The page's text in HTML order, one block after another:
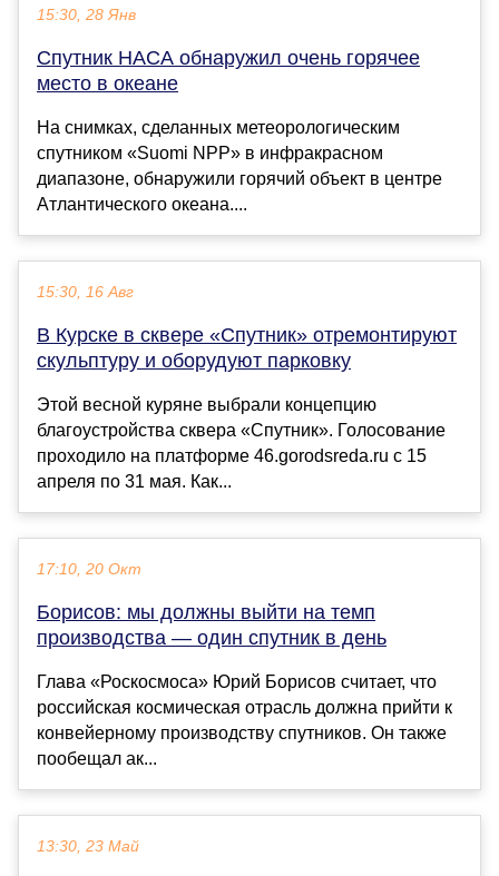
15:30, 28 Янв
Спутник НАСА обнаружил очень горячее
место в океане
На снимках, сделанных метеорологическим
спутником «Suomi NPP» в инфракрасном
диапазоне, обнаружили горячий объект в центре
Атлантического океана....
15:30, 16 Авг
В Курске в сквере «Спутник» отремонтируют
скульптуру и оборудуют парковку
Этой весной куряне выбрали концепцию
благоустройства сквера «Спутник». Голосование
проходило на платформе 46.gorodsreda.ru с 15
апреля по 31 мая. Как...
17:10, 20 Окт
Борисов: мы должны выйти на темп
производства — один спутник в день
Глава «Роскосмоса» Юрий Борисов считает, что
российская космическая отрасль должна прийти к
конвейерному производству спутников. Он также
пообещал ак...
13:30, 23 Май